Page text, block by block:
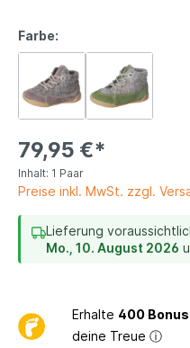
Farbe:
79,95 €*
Inhalt: 1 Paar
Preise inkl. MwSt. zzgl.
Lieferung
Mo., 10. August 2026
Erhalte 400
deine Treue ⓘ